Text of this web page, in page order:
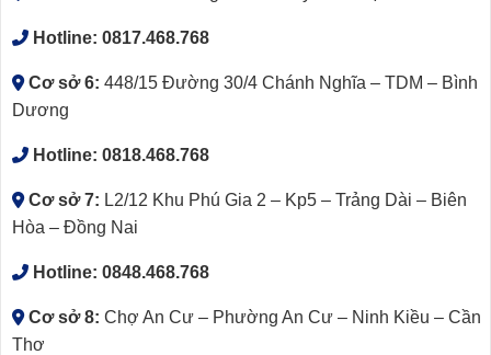
Hotline: 0817.468.768
Cơ sở 6: 448/15 Đường 30/4 Chánh Nghĩa – TDM – Bình
Dương
Hotline: 0818.468.768
Cơ sở 7: L2/12 Khu Phú Gia 2 – Kp5 – Trảng Dài – Biên
Hòa – Đồng Nai
Hotline: 0848.468.768
Cơ sở 8: Chợ An Cư – Phường An Cư – Ninh Kiều – Cần
Thơ